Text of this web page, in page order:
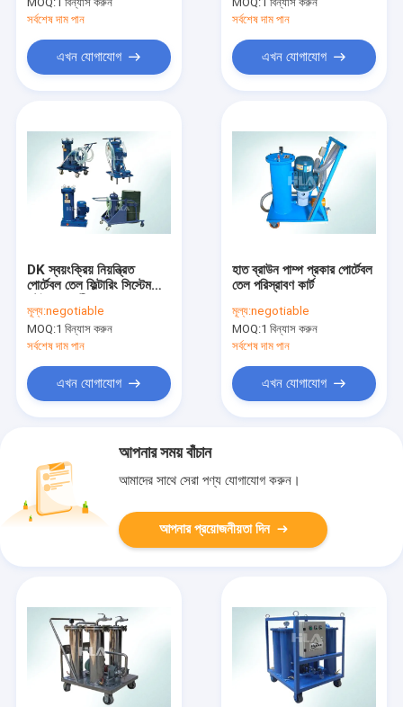
সর্বশেষ দাম পান
এখন যোগাযোগ
সর্বশেষ দাম পান
এখন যোগাযোগ
DK স্বয়ংক্রিয় নিয়ন্ত্রিত
পোর্টেবল তেল ফিল্টারিং সিস্টেম
মূল্য:negotiable
MOQ:1 বিন্যাস করুন
সর্বশেষ দাম পান
এখন যোগাযোগ
হাত ব্রাউন পাম্প প্রকার পোর্টেবল
তেল পরিস্রাবণ কার্ট
মূল্য:negotiable
MOQ:1 বিন্যাস করুন
সর্বশেষ দাম পান
এখন যোগাযোগ
আপনার সময় বাঁচান
আমাদের সাথে সেরা পণ্য যোগাযোগ করুন।
আপনার প্রয়োজনীয়তা দিন